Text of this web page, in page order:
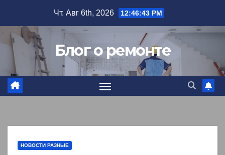
содержимому
Чт. Авг 6th, 2026 12:46:44 PM
Блог о ремонте
НОВОСТИ РАЗНЫЕ